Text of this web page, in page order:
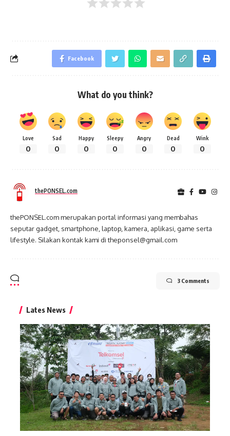
Facebook
What do you think?
Love
0
Sad
0
Happy
0
Sleepy
0
Angry
0
Dead
0
Wink
0
thePONSEL.com
thePONSEL.com merupakan portal informasi yang membahas
seputar gadget, smartphone, laptop, kamera, aplikasi, game serta
lifestyle. Silakan kontak kami di theponsel@gmail.com
3 Comments
Lates News